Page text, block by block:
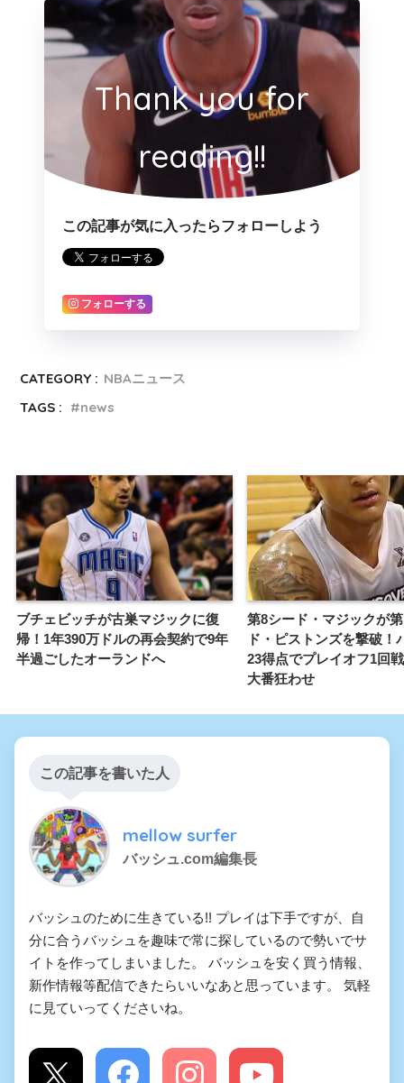
Thank you for
reading!!
この記事が気に入ったらフォローしよう
フォローする
CATEGORY : NBAニュース
TAGS :
news
ブチェビッチが古巣マジックに復
帰！1年390万ドルの再会契約で9年
半過ごしたオーランドへ
第8シード・マジックが
ド・ピストンズを撃破！
23得点でプレイオフ1回
大番狂わせ
この記事を書いた人
mellow surfer
バッシュ.com編集長
バッシュのために生きている!! プレイは下手ですが、自
分に合うバッシュを趣味で常に探しているので勢いでサ
イトを作ってしまいました。 バッシュを安く買う情報、
新作情報等配信できたらいいなあと思っています。 気軽
に見ていってくださいね。